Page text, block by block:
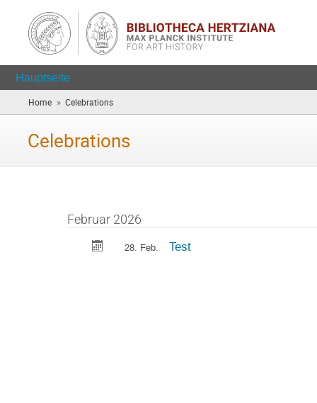
Hauptseite
Home » Celebrations
sind
Celebrations
Februar 2026
28. Feb. Test